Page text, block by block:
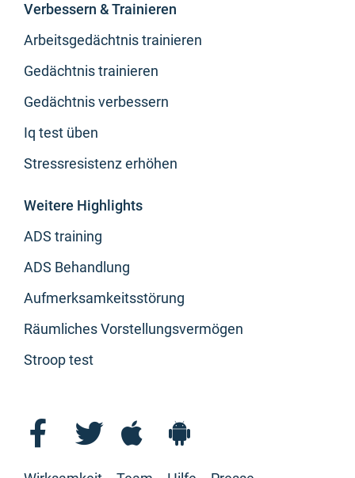
Verbessern & Trainieren
Arbeitsgedächtnis trainieren
Gedächtnis trainieren
Gedächtnis verbessern
Iq test üben
Stressresistenz erhöhen
Weitere Highlights
ADS training
ADS Behandlung
Aufmerksamkeitsstörung
Räumliches Vorstellungsvermögen
Stroop test